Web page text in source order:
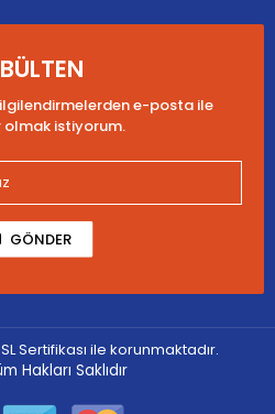
e-posta ile
olmak istiyorum.
GÖNDER
Sertifikası ile korunmaktadır.
Hakları Saklıdır